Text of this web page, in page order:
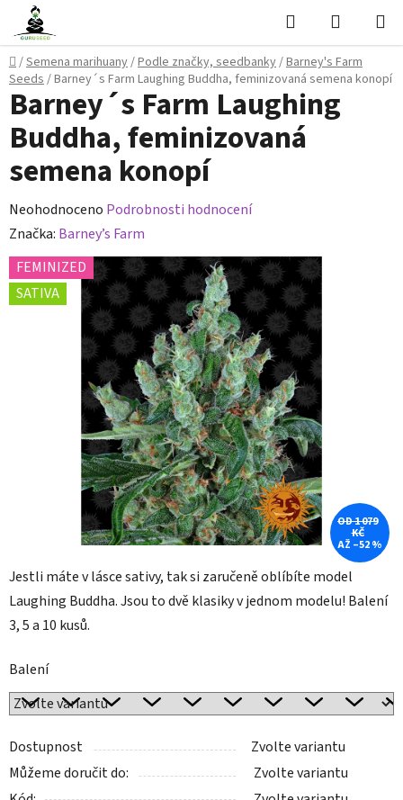
Přejít
obsah
Hledat
KOŠÍK
Domů
/Semena marihuany/Podle značky, seedbanky/Barney's Farm
Seeds/Barney´s Farm Laughing Buddha, feminizovaná semena konopí
Jestli máte v lásce sativy, tak si zaručeně oblíbíte model
Laughing Buddha. Jsou to dvě klasiky v jednom modelu! Balení
3, 5 a 10 kusů.
Balení
Dostupnost
Zvolte variantu
Můžeme doručit do:
Zvolte variantu
Barney´s Farm Laughing
Buddha, feminizovaná
semena konopí
Průměrné
hodnocení
produktu
je
0,0
Neohodnoceno Podrobnosti hodnocení
Značka: Barney’s Farm
FEMINIZED
SATIVA
OD 1 079
KČ
AŽ –52 %